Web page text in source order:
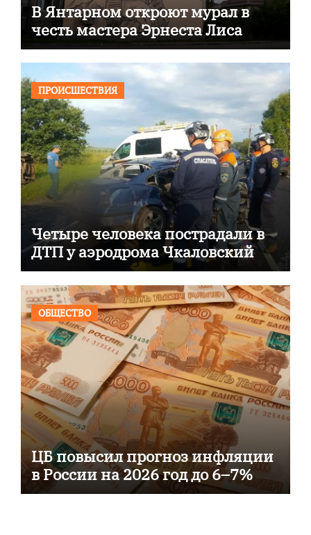
В Янтарном откроют мурал в
честь мастера Эрнеста Лиса
ПРОИСШЕСТВИЯ
Четыре человека пострадали в
ДТП у аэродрома Чкаловский
ОБЩЕСТВО
ЦБ повысил прогноз инфляции
в России на 2026 год до 6–7%